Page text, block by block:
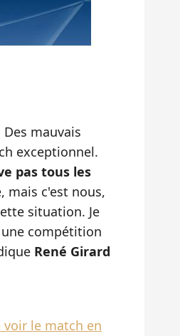
mauvais
exceptionnel.
pas tous les
mais c'est nous,
situation. Je
une compétition
René Girard
voir le match en